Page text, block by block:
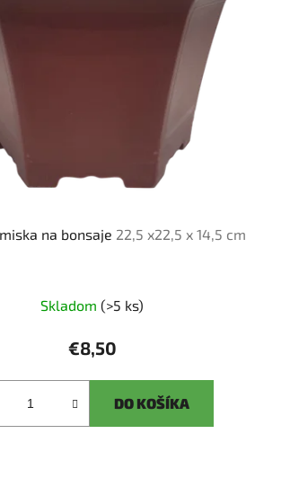
na bonsaje 22,5 x22,5 x 14,5 cm
Skladom (>5 ks)
€8,50
DO KOŠÍKA